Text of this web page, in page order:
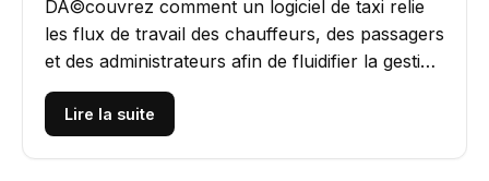
DÃ©couvrez comment un logiciel de taxi relie
les flux de travail des chauffeurs, des passagers
et des administrateurs afin de fluidifier la gestion
de flotte,...
Lire la suite